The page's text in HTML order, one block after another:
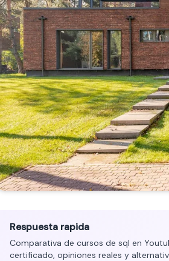
Respuesta rapida
Comparativa de cursos de sql en
certificado, opiniones reales y